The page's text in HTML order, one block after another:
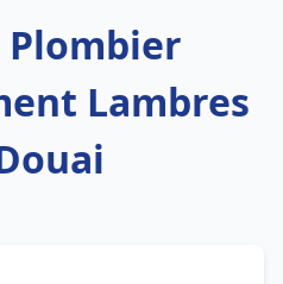
Plombier
Lambres